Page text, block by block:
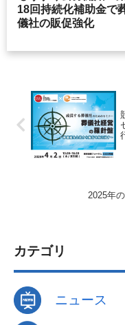
18回持続化補助金で
儀社の販促強化
2025年
カテゴリ
ニュース